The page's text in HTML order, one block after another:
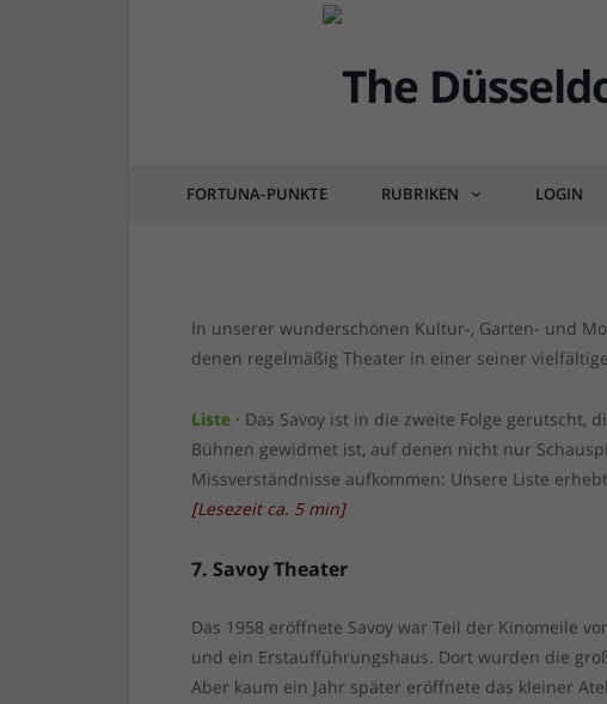
FORTUNA-PUNKTE RUBRIKEN LOGIN
13 Düsseldorfer Theater,
von RAINER BARTEL 16.12.2022 0 COMMENTS
In unserer wunderschönen Kultur-, Garten- und
denen regelmäßig Theater in einer seiner
Liste · Das Savoy ist in die zweite Folge gerutscht,
Bühnen gewidmet ist, auf denen nicht nur
Missverständnisse aufkommen: Unsere Liste
[Lesezeit ca. 5 min]
7. Savoy Theater
Das 1958 eröffnete Savoy war Teil der Kinomeile
und ein Erstaufführungshaus. Dort wurden die
Aber kaum ein Jahr später eröffnete das kleiner